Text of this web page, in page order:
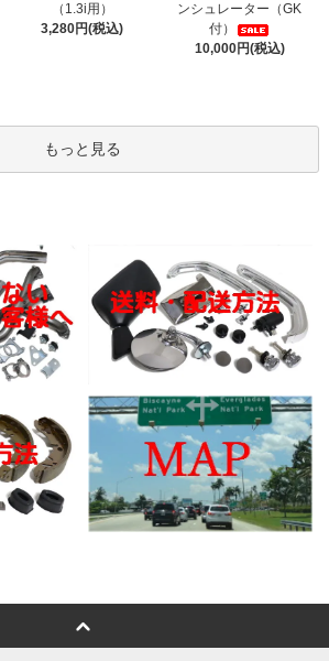
（1.3i用）
3,280円(税込)
ンシュレーター（GK
付）
10,000円(税込)
もっと見る